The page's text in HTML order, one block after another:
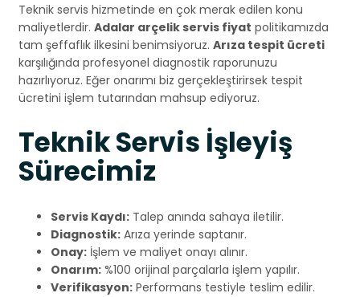
Teknik servis hizmetinde en çok merak edilen konu
maliyetlerdir. Adalar arçelik servis fiyat politikamızda
tam şeffaflık ilkesini benimsiyoruz. Arıza tespit ücreti
karşılığında profesyonel diagnostik raporunuzu
hazırlıyoruz. Eğer onarımı biz gerçekleştirirsek tespit
ücretini işlem tutarından mahsup ediyoruz.
Teknik Servis İşleyiş
Sürecimiz
Servis Kaydı: Talep anında sahaya iletilir.
Diagnostik: Arıza yerinde saptanır.
Onay: İşlem ve maliyet onayı alınır.
Onarım: %100 orijinal parçalarla işlem yapılır.
Verifikasyon: Performans testiyle teslim edilir.